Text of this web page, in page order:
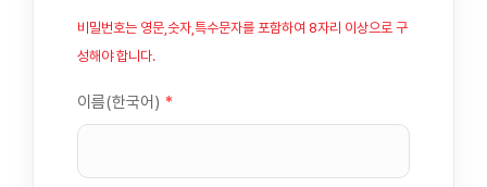
비밀번호는 영문,숫자,특수문자를 포함하여 8자리 이상으로 구
성해야 합니다.
이름(한국어) *